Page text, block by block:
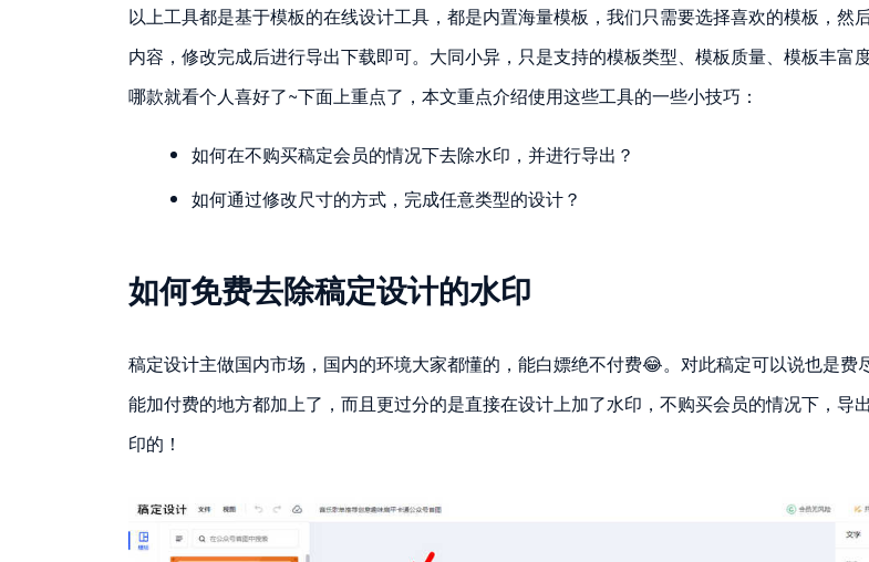
以上工具都是基于模板的在线设计工具，都是内置海量模板，我们只需要选择喜欢的模板，然
内容，修改完成后进行导出下载即可。大同小异，只是支持的模板类型、模板质量、模板丰富
哪款就看个人喜好了~下面上重点了，本文重点介绍使用这些工具的一些小技巧：
如何在不购买稿定会员的情况下去除水印，并进行导出？
如何通过修改尺寸的方式，完成任意类型的设计？
如何免费去除稿定设计的水印
稿定设计主做国内市场，国内的环境大家都懂的，能白嫖绝不付费😂。对此稿定可以说也是费
能加付费的地方都加上了，而且更过分的是直接在设计上加了水印，不购买会员的情况下，导
印的！